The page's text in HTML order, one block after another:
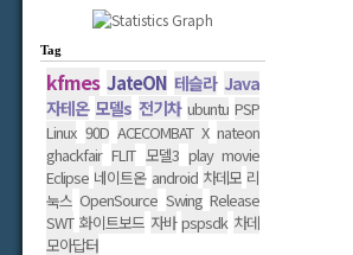
Tag
kfmes JateON 테슬라 Java
자테온 모델s 전기차 ubuntu PSP
Linux 90D ACECOMBAT X nateon
ghackfair FLIT 모델3 play movie
Eclipse 네이트온 android 차데모 리
눅스 OpenSource Swing Release
SWT 화이트보드 자바 pspsdk 차데
모아답터